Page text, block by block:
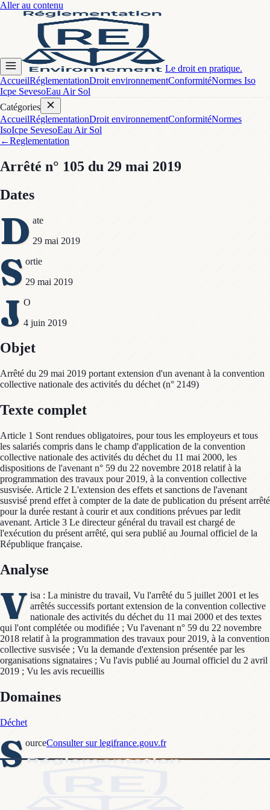
Aller au contenu
Le droit en pratique.
AccueilRéglementationDroit environnementConformitéNormes Iso
Icpe SevesoEau Air Sol
Catégories
AccueilRéglementationDroit environnementConformitéNormes
IsoIcpe SevesoEau Air Sol
←Reglementation
Arrêté n° 105 du 29 mai 2019
Dates
D ate
29 mai 2019
S ortie
29 mai 2019
J O
4 juin 2019
Objet
Arrêté du 29 mai 2019 portant extension d'un avenant à la convention
collective nationale des activités du déchet (n° 2149)
Texte complet
Article 1 Sont rendues obligatoires, pour tous les employeurs et tous
les salariés compris dans le champ d'application de la convention
collective nationale des activités du déchet du 11 mai 2000, les
dispositions de l'avenant n° 59 du 22 novembre 2018 relatif à la
programmation des travaux pour 2019, à la convention collective
susvisée. Article 2 L'extension des effets et sanctions de l'avenant
susvisé prend effet à compter de la date de publication du présent arrêté
pour la durée restant à courir et aux conditions prévues par ledit
avenant. Article 3 Le directeur général du travail est chargé de
l'exécution du présent arrêté, qui sera publié au Journal officiel de la
République française.
Analyse
V isa : La ministre du travail, Vu l'arrêté du 5 juillet 2001 et les
arrêtés successifs portant extension de la convention collective
nationale des activités du déchet du 11 mai 2000 et des textes
qui l'ont complétée ou modifiée ; Vu l'avenant n° 59 du 22 novembre
2018 relatif à la programmation des travaux pour 2019, à la convention
collective susvisée ; Vu la demande d'extension présentée par les
organisations signataires ; Vu l'avis publié au Journal officiel du 2 avril
2019 ; Vu les avis recueillis
Domaines
Déchet
S ourceConsulter sur legifrance.gouv.fr